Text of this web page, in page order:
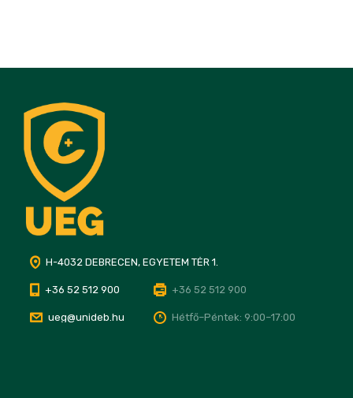
H-4032 DEBRECEN, EGYETEM TÉR 1.
+36 52 512 900 +36 52 512 900
ueg@unideb.hu Hétfő–Péntek: 9:00–17:00